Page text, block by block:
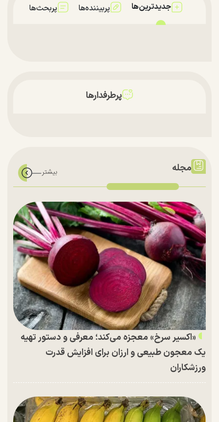
جدیدترین‌ها پربیننده‌ها پربحث‌ها
پرطرفدارها
مجله
«اکسیر سرخ» معجزه می‌کند؛ معرفی و دستور تهیه
یک معجون طبیعی و ارزان برای افزایش قدرت
ورزشکاران